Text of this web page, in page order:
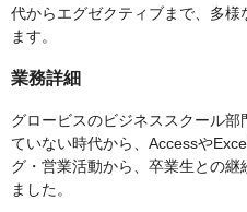
代からエグゼクティブまで、多
ます。
業務詳細
グロービスのビジネススクール
ていない時代から、Accessや
グ・営業活動から、卒業生との
ました。